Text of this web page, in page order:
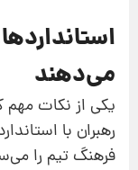
می‌دهند
یکی از نکات
رهبران با
فرهنگ تیم را